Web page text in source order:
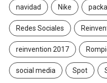
navidad Nike
Redes Sociales
reinvention 2017
social media Spot